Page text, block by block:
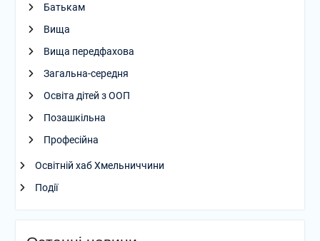
Батькам
Вища
Вища передфахова
Загальна-середня
Освіта дітей з ООП
Позашкільна
Професійна
Освітній хаб Хмельниччини
Події